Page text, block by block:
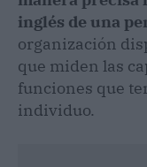
inglés de una
organización
que miden las
funciones que
individuo.